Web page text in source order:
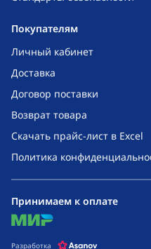
Покупателям
Личный кабинет
Доставка
Договор поставки
Возврат товара
Скачать прайс-лист в Excel
Политика
Принимаем к оплате
mir
Разработка